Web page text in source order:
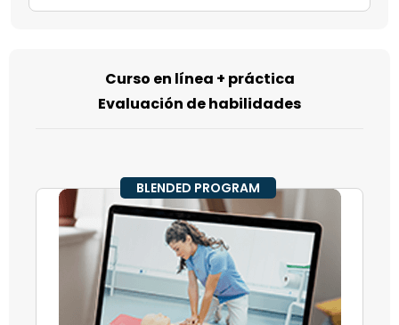
Curso en línea + práctica
Evaluación de habilidades
BLENDED PROGRAM